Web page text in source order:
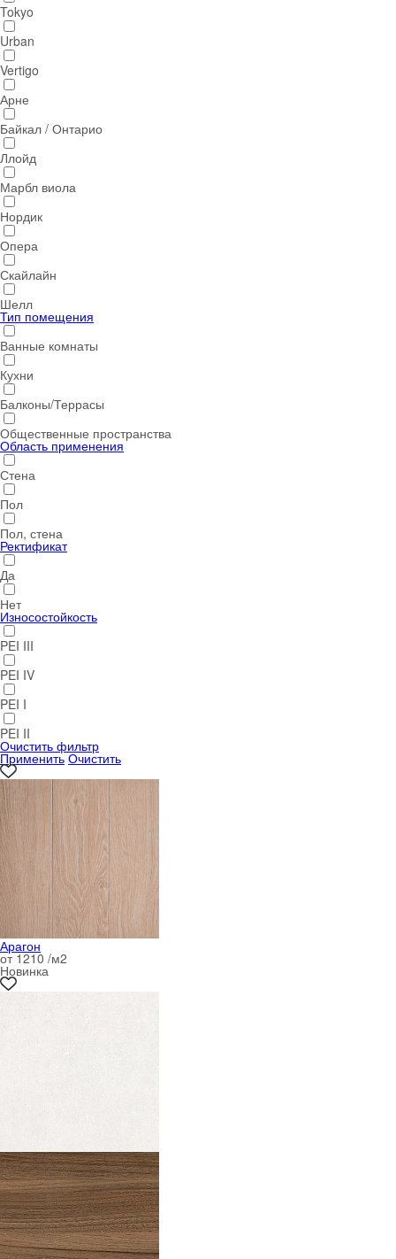
Tokyo
Urban
Vertigo
Арне
Байкал / Онтарио
Ллойд
Марбл виола
Нордик
Опера
Скайлайн
Шелл
Тип помещения
Ванные комнаты
Кухни
Балконы/Террасы
Общественные пространства
Область применения
Стена
Пол
Пол, стена
Ректификат
Да
Нет
Износостойкость
PEI III
PEI IV
PEI I
PEI II
Очистить фильтр
Применить Очистить
Арагон
от 1210 /м2
Новинка